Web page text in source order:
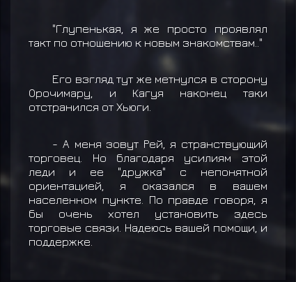
"Глупенькая, я же просто проявлял
такт по отношению к новым знакомствам.."
Его взгляд тут же метнулся в сторону
Орочимару, и Кагуя наконец таки
отстранился от Хьюги.
- А меня зовут Рей, я странствующий
торговец. Но благодаря усилиям этой
леди и ее "дружка" с непонятной
ориентацией, я оказался в вашем
населенном пункте. По правде говоря, я
бы очень хотел установить здесь
торговые связи. Надеюсь вашей помощи, и
поддержке.